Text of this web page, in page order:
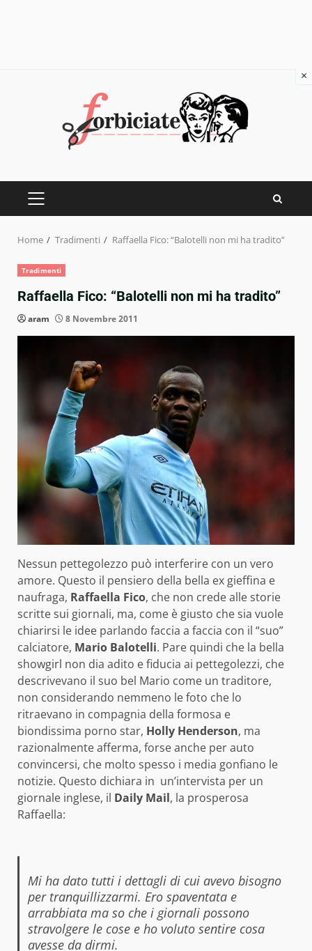
PRIMARY
Home Tradimenti Raffaella Fico: “Balotelli non mi ha tradito”
Tradimenti
Raffaella Fico: “Balotelli non mi ha tradito”
aram 8 Novembre 2011
Nessun pettegolezzo può interferire con un vero
amore. Questo il pensiero della bella ex gieffina e
naufraga, Raffaella Fico, che non crede alle storie
scritte sui giornali, ma, come è giusto che sia vuole
chiarirsi le idee parlando faccia a faccia con il “suo”
calciatore, Mario Balotelli. Pare quindi che la bella
showgirl non dia adito e fiducia ai pettegolezzi, che
descrivevano il suo bel Mario come un traditore,
non considerando nemmeno le foto che lo
ritraevano in compagnia della formosa e
biondissima porno star, Holly Henderson, ma
razionalmente afferma, forse anche per auto
convincersi, che molto spesso i media gonfiano le
notizie. Questo dichiara in un’intervista per un
giornale inglese, il Daily Mail, la prosperosa
Raffaella:
Mi ha dato tutti i dettagli di cui avevo bisogno
per tranquillizzarmi. Ero spaventata e
arrabbiata ma so che i giornali possono
stravolgere le cose e ho voluto sentire cosa
avesse da dirmi.
×